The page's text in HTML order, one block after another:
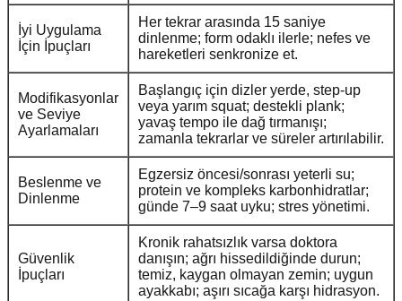
İyi Uygulama
İçin İpuçları
Her tekrar arasında 15 saniye
dinlenme; form odaklı ilerle; nefes ve
hareketleri senkronize et.
Modifikasyonlar
ve Seviye
Ayarlamaları
Başlangıç için dizler yerde, step-up
veya yarım squat; destekli plank;
yavaş tempo ile dağ tırmanışı;
zamanla tekrarlar ve süreler artırılabilir.
Beslenme ve
Dinlenme
Egzersiz öncesi/sonrası yeterli su;
protein ve kompleks karbonhidratlar;
günde 7–9 saat uyku; stres yönetimi.
Güvenlik
İpuçları
Kronik rahatsızlık varsa doktora
danışın; ağrı hissedildiğinde durun;
temiz, kaygan olmayan zemin; uygun
ayakkabı; aşırı sıcağa karşı hidrasyon.